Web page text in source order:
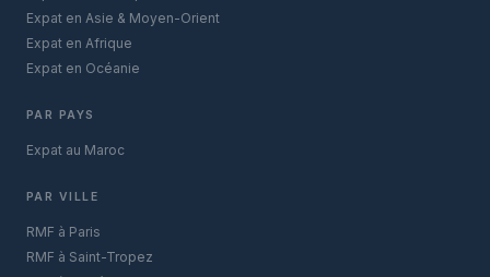
Expat en Asie & Moyen-Orient
Expat en Afrique
Expat en Océanie
PAR PAYS
Expat au Maroc
PAR VILLE
RMF à Paris
RMF à Saint-Tropez